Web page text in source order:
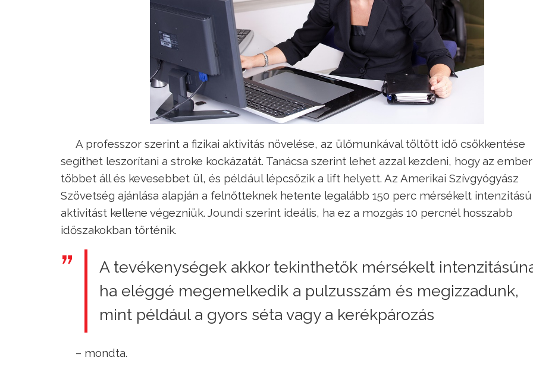
A professzor szerint a fizikai aktivitás növelése, az ülőmunkával töltött idő csökkentése
segíthet leszorítani a stroke kockázatát. Tanácsa szerint lehet azzal kezdeni, hogy az ember
többet áll és kevesebbet ül, és például lépcsőzik a lift helyett. Az Amerikai Szívgyógyász
Szövetség ajánlása alapján a felnőtteknek hetente legalább 150 perc mérsékelt
aktivitást kellene végezniük. Joundi szerint ideális, ha ez a mozgás 10 percnél hosszabb
időszakokban történik.
A tevékenységek akkor tekinthetők mérsékelt
ha eléggé megemelkedik a pulzusszám és megizzadunk,
mint például a gyors séta vagy a kerékpározás
– mondta.